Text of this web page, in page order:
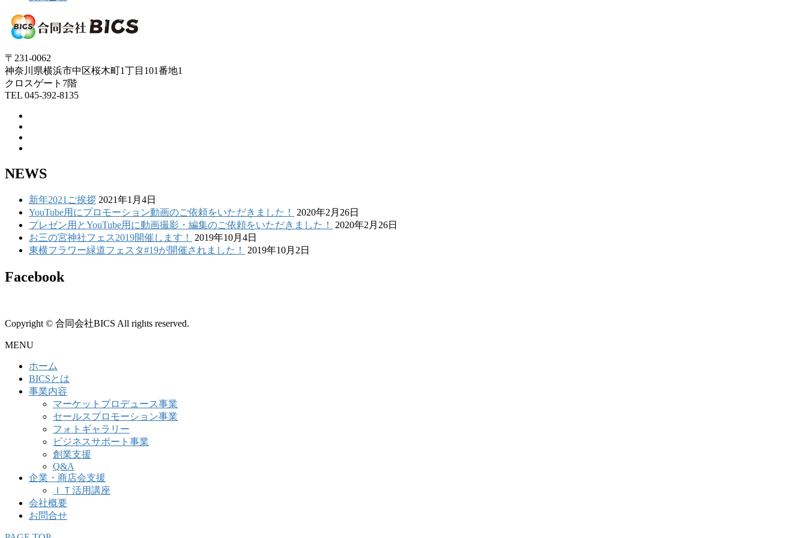
〒231-0062
神奈川県横浜市中区桜木町1丁目101番地1
クロスゲート7階
TEL 045-392-8135
NEWS
新年2021ご挨拶 2021年1月4日
YouTube用にプロモーション動画のご依頼をいただきました！
2020年2月26日
プレゼン用とYouTube用に動画撮影・編集のご依頼をいただきました！
2020年2月26日
お三の宮神社フェス2019開催します！
2019年10月4日
東横フラワー緑道フェスタ#19が開催されました！
2019年10月2日
Facebook
Copyright © 合同会社BICS All rights reserved.
MENU
ホーム
BICSとは
事業内容
マーケットプロデュース事業
セールスプロモーション事業
フォトギャラリー
ビジネスサポート事業
創業支援
Q&A
企業・商店会支援
ＩＴ活用講座
会社概要
お問合せ